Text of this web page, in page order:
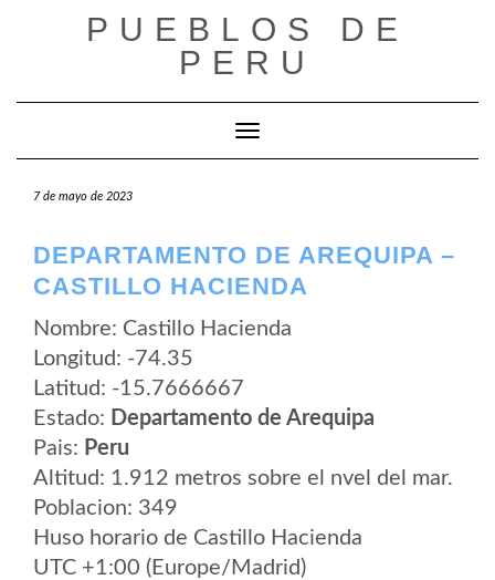
PUEBLOS DE
PERU
Cambiar modo de navegación
7 de mayo de 2023
DEPARTAMENTO DE AREQUIPA –
CASTILLO HACIENDA
Nombre: Castillo Hacienda
Longitud: -74.35
Latitud: -15.7666667
Estado: Departamento de Arequipa
Pais: Peru
Altitud: 1.912 metros sobre el nvel del mar.
Poblacion: 349
Huso horario de Castillo Hacienda
UTC +1:00 (Europe/Madrid)